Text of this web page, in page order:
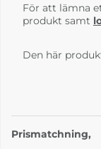
För att lämna
produkt samt
Den här
Prismatchning,